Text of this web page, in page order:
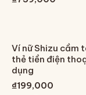
Ví nữ Shizu cầm
thẻ tiền điện
dụng
₫199,000